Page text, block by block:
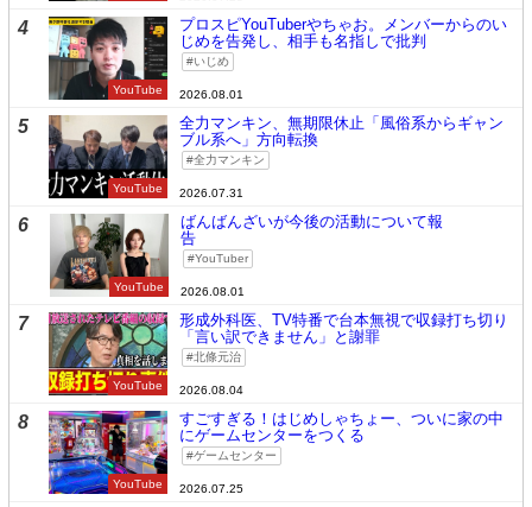
4
YouTube
プロスピYouTuberやちゃお。メンバーからのい
じめを告発し、相手も名指しで批判
いじめ
2026.08.01
5
YouTube
全力マンキン、無期限休止「風俗系からギャン
ブル系へ」方向転換
全力マンキン
2026.07.31
6
YouTube
ばんばんざいが今後の活動について報
告
YouTuber
2026.08.01
7
YouTube
形成外科医、TV特番で台本無視で収録打ち切り
「言い訳できません」と謝罪
北條元治
2026.08.04
8
YouTube
すごすぎる！はじめしゃちょー、ついに家の中
にゲームセンターをつくる
ゲームセンター
2026.07.25